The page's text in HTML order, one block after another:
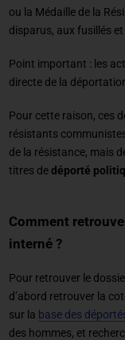
ou la Médaille de la
disparus, aux fusillés
Point important : les
directe de la
Pour cette raison, ces
résistants
de la résistance, mais
titres dedéporté
Comment
interné ?
Pour retrouver le
d’abord retrouver la
sur la base des
des hommes, et